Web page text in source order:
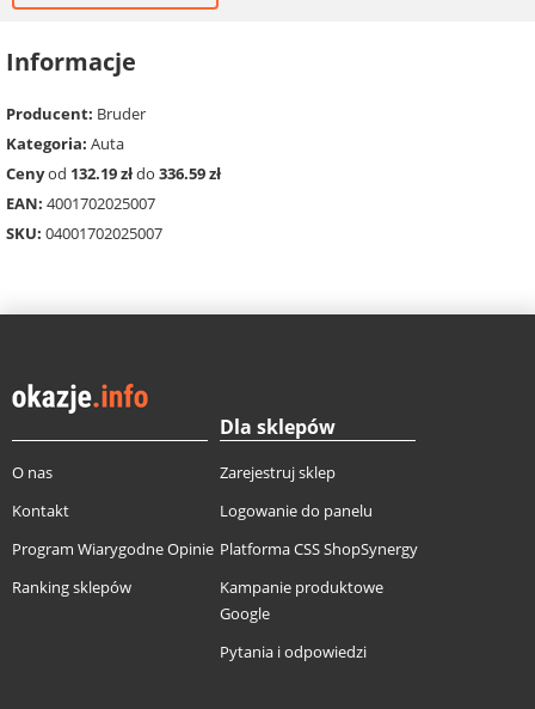
Informacje
Producent: Bruder
Kategoria: Auta
Cenyod 132.19 złdo 336.59 zł
EAN: 4001702025007
SKU: 04001702025007
O nas
Kontakt
Program Wiarygodne Opinie
Ranking sklepów
Dla sklepów
Zarejestruj sklep
Logowanie do panelu
Platforma CSS ShopSynergy
Kampanie produktowe
Google
Pytania i odpowiedzi